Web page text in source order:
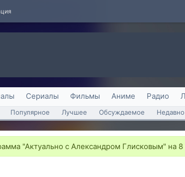
Сериалы Фильмы Аниме Радио
Популярное Лучшее Обсуждаемое
"Актуально с Александром Глисковым" на